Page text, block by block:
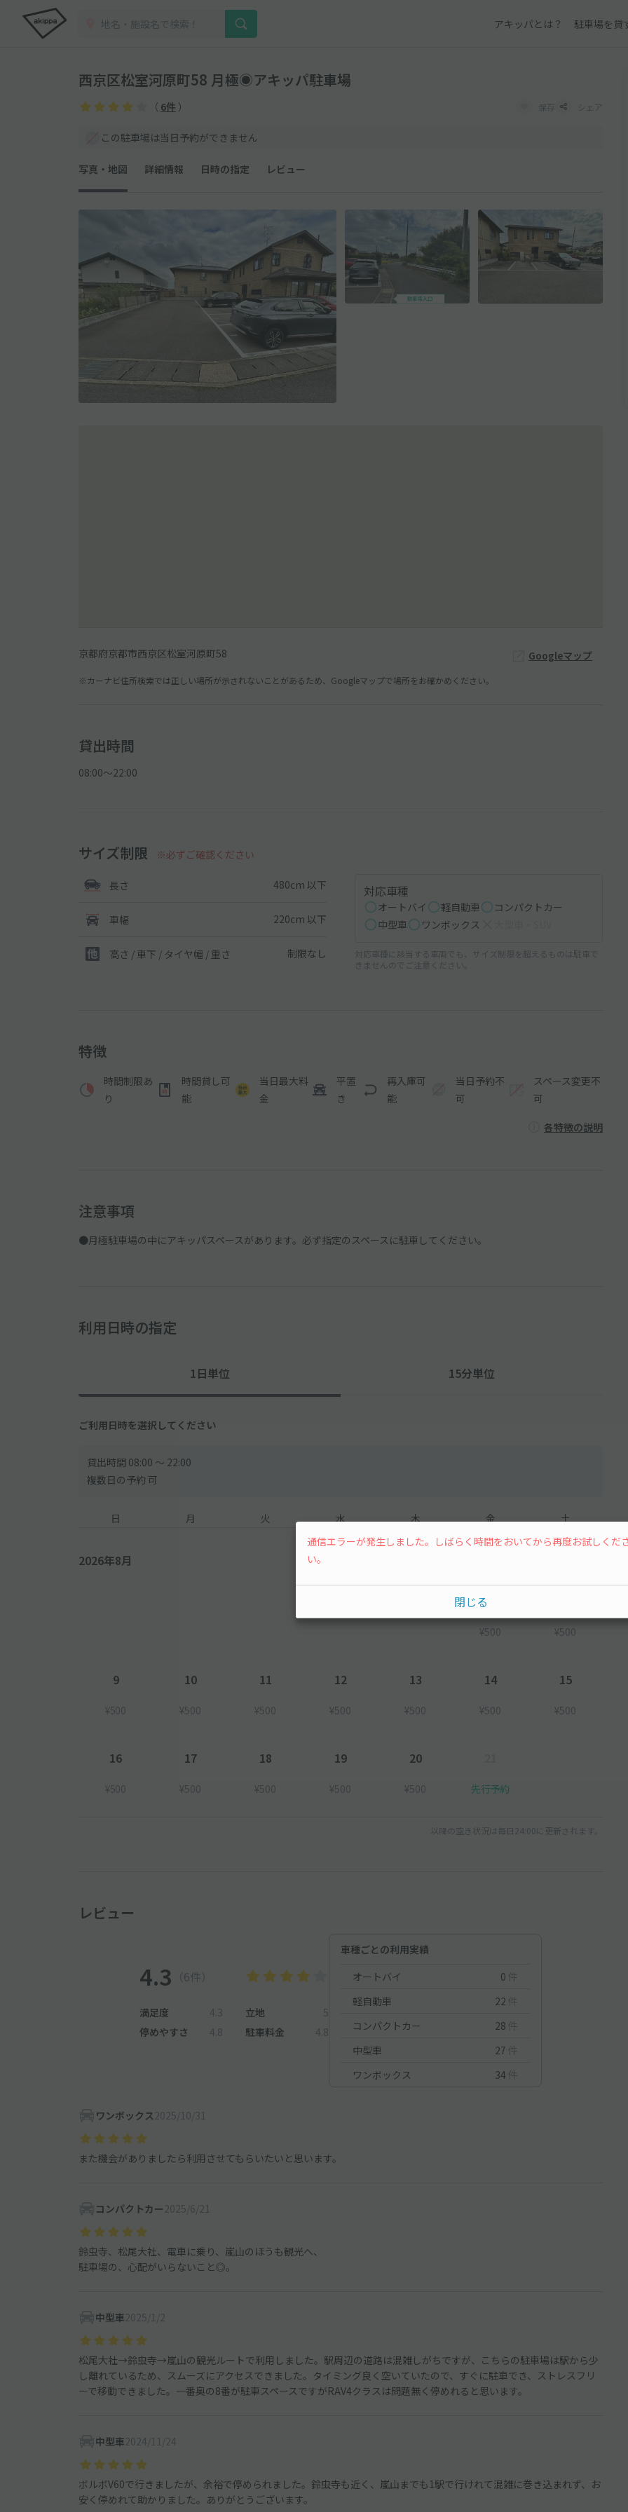
アキッパとは？ 駐車場を貸
西京区松室河原町58 月極◉アキッパ駐車場
（ 6件 ） 保存 シェア
この駐車場は当日予約ができません
写真・地図 詳細情報 日時の指定 レビュー
京都府京都市西京区松室河原町58 Googleマップ
※カーナビ住所検索では正しい場所が示されないことがあるため、Googleマップで場所をお確かめください。
貸出時間
08:00〜22:00
サイズ制限 ※必ずご確認ください
長さ 480cm 以下
車幅 220cm 以下
高さ / 車下 / タイヤ幅 / 重さ 制限なし
対応車種
オートバイ 軽自動車
コンパクトカー
中型車
ワンボックス
対応車種に該当する車両でも、サイズ制限を超えるものは駐車で
きませんのでご注意ください。
特徴
時間制限あ
り
時間貸し可
能
当日最大料
金
平置
き
再入庫可
能
当日予約不
可
スペース変更不
可
各特徴の説明
注意事項
●月極駐車場の中にアキッパスペースがあります。必ず指定のスペースに駐車してください。
利用日時の指定
1日単位 15分単位
ご利用日時を選択してください
貸出時間 08:00 〜 22:00
複数日の予約 可
日 月 火 水 木 金 土
2026年8月
¥500 ¥500
9
¥500
10
¥500
11
¥500
12
¥500
13
¥500
14
¥500
15
¥500
16
¥500
17
¥500
18
¥500
19
¥500
20
¥500 先行予約
以降の空き状況は毎日24:00に更新されます。
レビュー
4.3 （6件）
満足度 4.3 立地
5
停めやすさ
4.8 駐車料金 4.8
車種ごとの利用実績
オートバイ
0 件
軽自動車
22 件
コンパクトカー
28 件
中型車
27 件
ワンボックス
34 件
ワンボックス 2025/10/31
また機会がありましたら利用させてもらいたいと思います。
コンパクトカー 2025/6/21
鈴虫寺、松尾大社、電車に乗り、嵐山のほうも観光へ、
駐車場の、心配がいらないこと◎。
中型車2025/1/2
松尾大社→鈴虫寺→嵐山の観光ルートで利用しました。駅周辺の道路は混雑しがちですが、こちらの駐車場は駅から少
し離れているため、スムーズにアクセスできました。タイミング良く空いていたので、すぐに駐車でき、ストレスフリ
ーで移動できました。一番奥の8番が駐車スペースですがRAV4クラスは問題無く停めれると思います。
中型車2024/11/24
ボルボV60で行きましたが、余裕で停められました。鈴虫寺も近く、嵐山までも1駅で行けれて混雑に巻き込まれず、お
安く停めれて助かりました。ありがとうございます。
通信エラーが発生しました。しばらく時間をおいてから再度お試しくだ
い。
閉じる